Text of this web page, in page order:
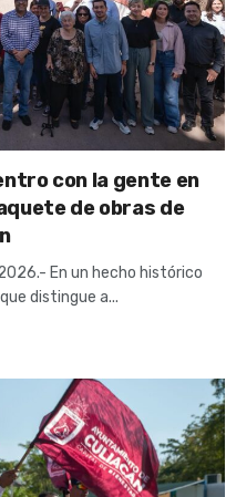
con la gente en
de obras de
En un hecho histórico
distingue a...